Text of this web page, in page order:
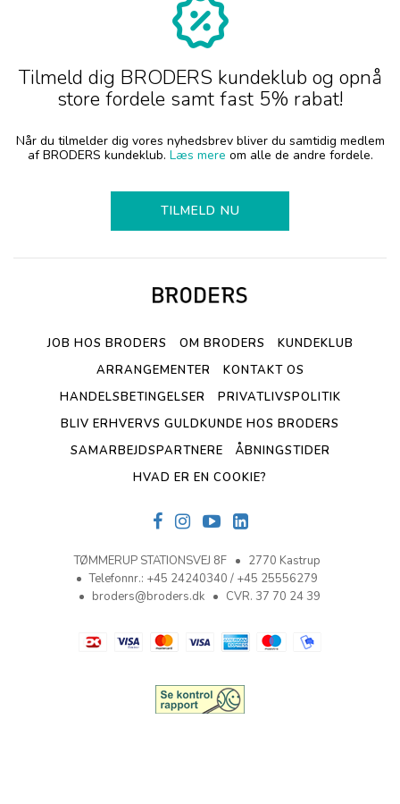
Tilmeld dig BRODERS kundeklub og opnå
store fordele samt fast 5% rabat!
Når du tilmelder dig vores nyhedsbrev bliver du samtidig medlem
af BRODERS kundeklub. Læs mere om alle de andre fordele.
TILMELD NU
JOB HOS BRODERS OM BRODERS
KUNDEKLUB
ARRANGEMENTER
KONTAKT OS
HANDELSBETINGELSER
PRIVATLIVSPOLITIK
BLIV ERHVERVS GULDKUNDE HOS BRODERS
SAMARBEJDSPARTNERE
ÅBNINGSTIDER
HVAD ER EN COOKIE?
TØMMERUP STATIONSVEJ 8F
2770 Kastrup
Telefonnr.: +45 24240340 / +45 25556279
broders@broders.dk
CVR. 37 70 24 39